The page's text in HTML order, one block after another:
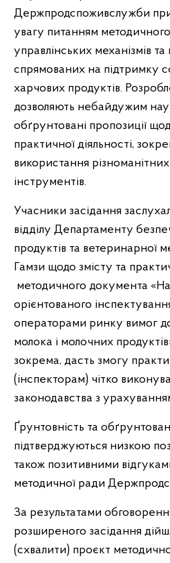
Держпродспоживслужби
увагу питанням
управлінських механізмів
спрямованих на підтримку
харчових продуктів.
дозволяють небайдужим
обґрунтовані пропозиції
практичної діяльності,
використання
інструментів.
Учасники засідання
відділу Департаменту
продуктів та ветеринарної
Гамзи щодо змісту та
методичного документа
орієнтованого
операторами ринку вимог до
молока і молочних
зокрема, дасть змогу
(інспекторам) чітко
законодавства з
Ґрунтовність та
підтверджуються низкою
також позитивними
методичної ради
За результатами
розширеного засідання
(схвалити) проєкт